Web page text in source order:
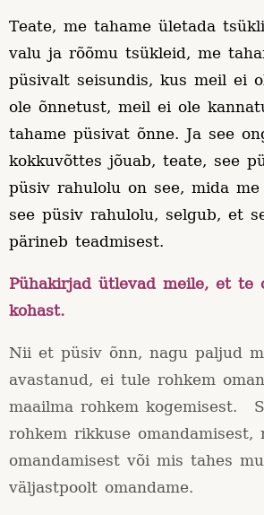
Teate, me tahame ületada
valu ja rõõmu tsükleid, me
püsivalt seisundis, kus meil ei
ole õnnetust, meil ei ole
tahame püsivat õnne. Ja see
kokkuvõttes jõuab, teate, see
püsiv rahulolu on see, mida
see püsiv rahulolu, selgub, et
pärineb teadmisest.
Pühakirjad ütlevad meile, et te
kohast.
Nii et püsiv õnn, nagu paljud
avastanud, ei tule rohkem
maailma rohkem kogemisest.
rohkem rikkuse omandamisest,
omandamisest või mis tahes
väljastpoolt omandame.